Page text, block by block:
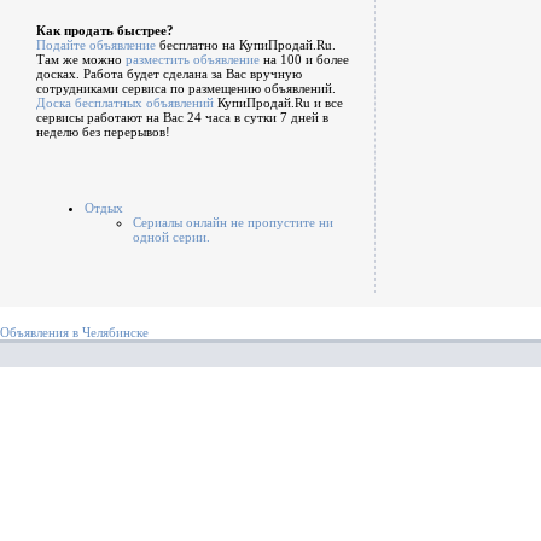
Как продать быстрее?
Подайте объявление бесплатно на КупиПродай.Ru.
Там же можно разместить объявление на 100 и более
досках. Работа будет сделана за Вас вручную
сотрудниками сервиса по размещению объявлений.
Доска бесплатных объявлений КупиПродай.Ru и все
сервисы работают на Вас 24 часа в сутки 7 дней в
неделю без перерывов!
Отдых
Сериалы онлайн не пропустите ни
одной серии.
Объявления в Челябинске